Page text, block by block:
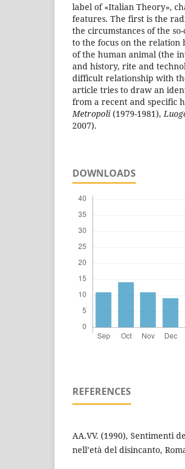
label of «Italian Theory»,
features. The first is the
the circumstances of the
to the focus on the relation
of the human animal (the
and history, rite and
difficult relationship with
article tries to draw an
from a recent and specific
Metropoli (1979-1981),
2007).
DOWNLOADS
REFERENCES
AA.VV. (1990), Sentimenti
nell’età del disincanto,